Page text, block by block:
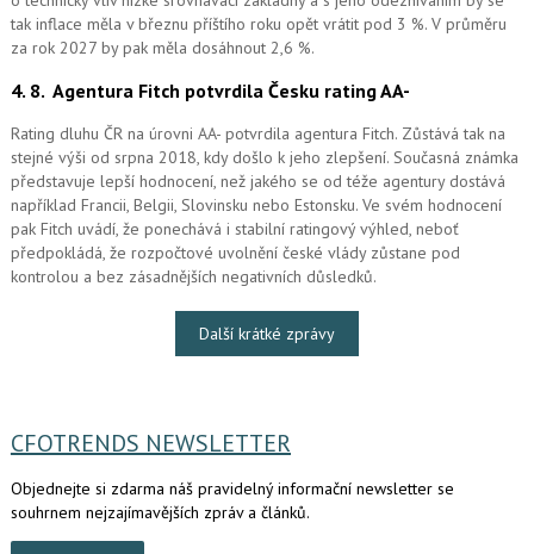
tak inflace měla v březnu příštího roku opět vrátit pod 3 %. V průměru
za rok 2027 by pak měla dosáhnout 2,6 %.
4. 8. Agentura Fitch potvrdila Česku rating AA-
Rating dluhu ČR na úrovni AA- potvrdila agentura Fitch. Zůstává tak na
stejné výši od srpna 2018, kdy došlo k jeho zlepšení. Současná známka
představuje lepší hodnocení, než jakého se od téže agentury dostává
například Francii, Belgii, Slovinsku nebo Estonsku. Ve svém hodnocení
pak Fitch uvádí, že ponechává i stabilní ratingový výhled, neboť
předpokládá, že rozpočtové uvolnění české vlády zůstane pod
kontrolou a bez zásadnějších negativních důsledků.
Další krátké zprávy
CFOTRENDS NEWSLETTER
Objednejte si zdarma náš pravidelný informační newsletter se
souhrnem nejzajímavějších zpráv a článků.